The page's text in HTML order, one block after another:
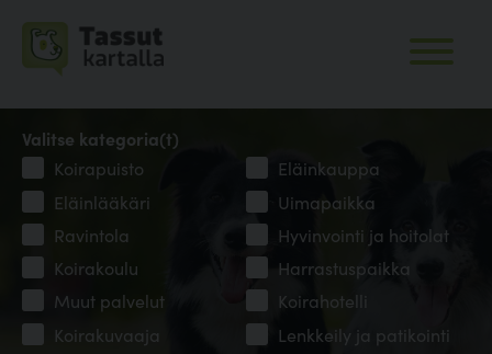
Valitse kategoria(t)
Koirapuisto
Eläinkauppa
Eläinlääkäri
Uimapaikka
Ravintola
Hyvinvointi ja hoitolat
Koirakoulu
Harrastuspaikka
Muut palvelut
Koirahotelli
Koirakuvaaja
Lenkkeily ja patikointi